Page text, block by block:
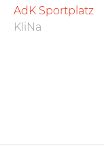
AdK Sportplatz
KliNa